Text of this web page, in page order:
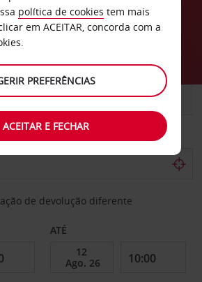
COMERCIAIS
de devolução diferente
ATÉ
política de cookies tem mais
em ACEITAR, concorda com a
PREFERÊNCIAS
ACEITAR E FECHAR